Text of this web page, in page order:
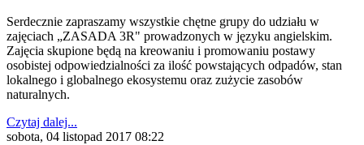
Serdecznie zapraszamy wszystkie chętne grupy do udziału w
zajęciach „ZASADA 3R" prowadzonych w języku angielskim.
Zajęcia skupione będą na kreowaniu i promowaniu postawy
osobistej odpowiedzialności za ilość powstających odpadów, stan
lokalnego i globalnego ekosystemu oraz zużycie zasobów
naturalnych.
Czytaj dalej...
sobota, 04 listopad 2017 08:22